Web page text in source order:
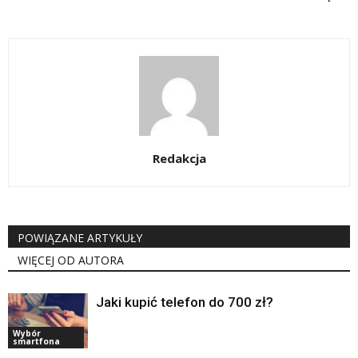
Redakcja
POWIĄZANE ARTYKUŁY
WIĘCEJ OD AUTORA
Wybór
smartfona
Jaki kupić telefon do 700 zł?